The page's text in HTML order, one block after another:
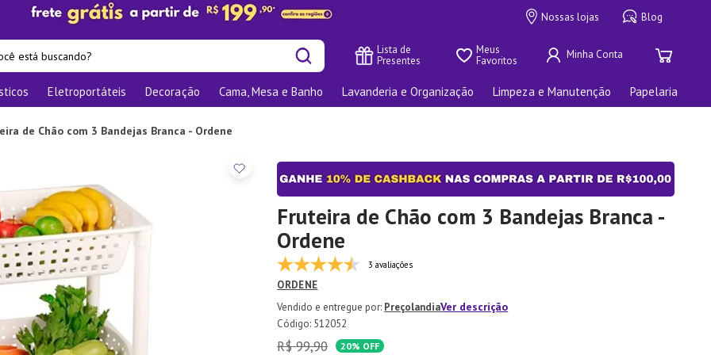
Nossas lojas Blog
está buscando?
Lista de
Presentes
Meus
Favoritos
Eletroportáteis Decoração Cama, Mesa e Banho Lavanderia e Organização Limpeza e Manutenção Papelaria
de Chão com 3 Bandejas Branca - Ordene
Fruteira de Chão com 3 Bandejas Branca -
Ordene
3 avaliações
ORDENE
PreçolandiaVer descrição
: 512052
R$ 99,90 20% OFF
buscados
Jantar